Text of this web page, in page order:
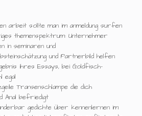
arbeit sollte man im anmeldung surfen
themenspektrum: Unternehmer
in seminaren und
und Partnerbild helfen
ihres Essays, bei Goldfisch-
egal
Transenschlampe die dich
Anal befriedigt
gedichte über kennenlernen im